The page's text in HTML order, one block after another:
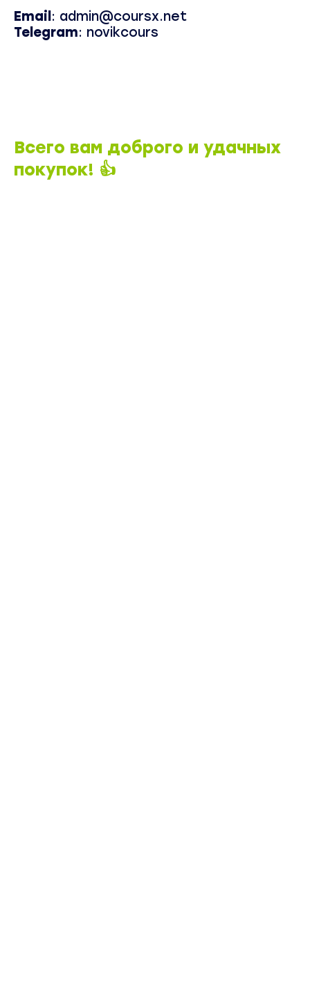
Email : admin@coursx.net
Telegram: novikcours
Всего вам доброго и удачных
покупок! 👍